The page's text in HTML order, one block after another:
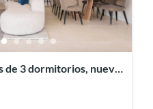
de 3 dormitorios, nueva